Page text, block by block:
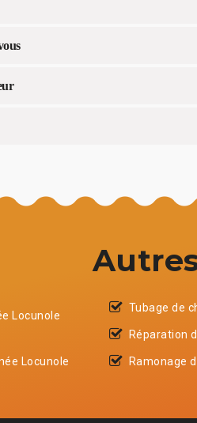
Locunole
Locunole
Tubage de
Réparation
Ramonage